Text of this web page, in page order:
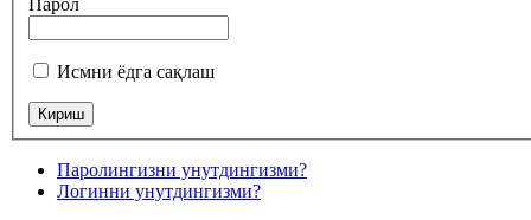
Исмни ёдга сақлаш
Паролингизни унутдингизми?
Логинни унутдингизми?